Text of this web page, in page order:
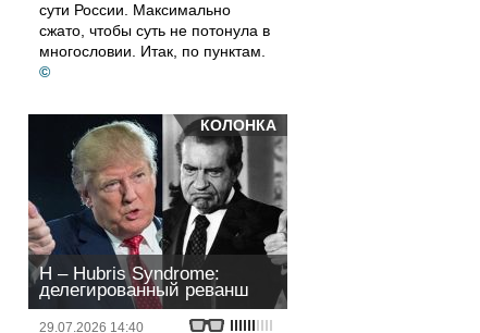
сути России. Максимально
сжато, чтобы суть не потонула в
многословии. Итак, по пунктам.
©
КОЛОНКА
H – Hubris Syndrome:
делегированный реванш
29.07.2026 14:40